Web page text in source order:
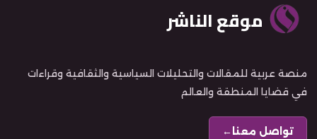
موقع الناشر
منصة عربية للمقالات والتحليلات السياسية والثقافية وقراءات
في قضايا المنطقة والعالم
تواصل معنا ←